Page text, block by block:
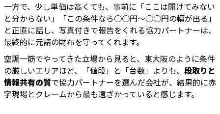
一方で、少し単価は高くても、事前に「ここは開けてみない
と分からない」「この条件なら○○円〜○○円の幅が出る」
と正直に話し、写真付きで報告をくれる協力パートナーは、
最終的に元請の財布を守ってくれます。
空調一筋でやってきた立場から見ると、東大阪のように条件
の厳しいエリアほど、「値段」と「台数」よりも、 段取りと
情報共有の質で協力パートナーを選んだ会社が、結果的に赤
字現場とクレームから最も遠ざかっていると感じます。